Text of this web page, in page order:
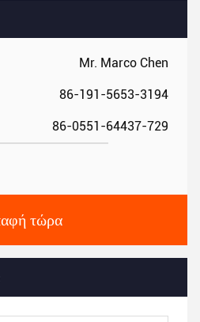
Mr. Marco Chen
86-191-5653-3194
86-0551-64437-729
τώρα